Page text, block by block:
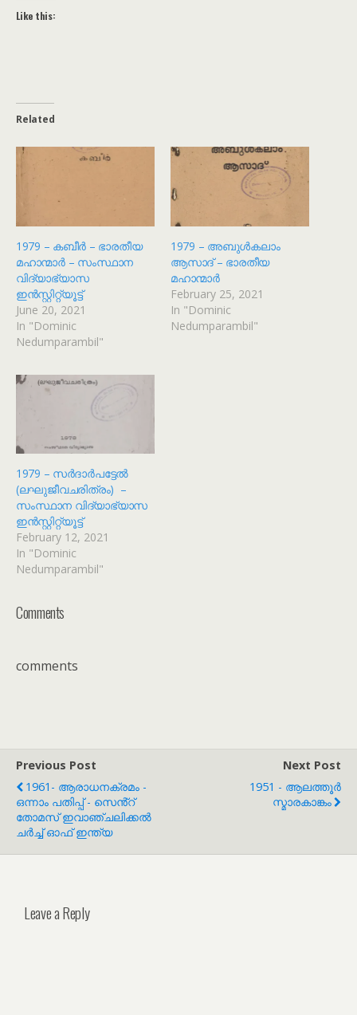
Like this:
Related
1979 – കബീർ – ഭാരതീയ
മഹാന്മാർ – സംസ്ഥാന
വിദ്യാഭ്യാസ
ഇൻസ്റ്റിറ്റ്യൂട്ട്
June 20, 2021
In "Dominic
Nedumparambil"
1979 – അബുൾകലാം
ആസാദ് – ഭാരതീയ
മഹാന്മാർ
February 25, 2021
In "Dominic
Nedumparambil"
1979 – സർദാർപട്ടേൽ
(ലഘുജീവചരിത്രം) –
സംസ്ഥാന വിദ്യാഭ്യാസ
ഇൻസ്റ്റിറ്റ്യൂട്ട്
February 12, 2021
In "Dominic
Nedumparambil"
Comments
comments
Previous Post
1961- ആരാധനക്രമം -
ഒന്നാം പതിപ്പ് - സെൻ്റ്
തോമസ് ഇവാഞ്ചലിക്കൽ
ചർച്ച് ഓഫ് ഇന്ത്യ
Next Post
1951 - ആലത്തൂർ
സ്മാരകാങ്കം
Leave a Reply